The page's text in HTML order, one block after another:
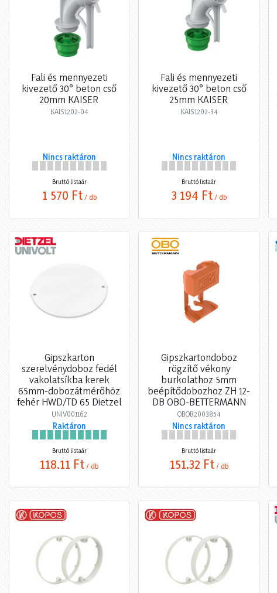
Fali és mennyezeti
kivezető 30° beton cső
20mm KAISER
KAIS1202-04
Nincs raktáron
Bruttó listaár
1 570 Ft / db
Fali és mennyezeti
kivezető 30° beton cső
25mm KAISER
KAIS1202-34
Nincs raktáron
Bruttó listaár
3 194 Ft / db
Gipszkarton
szerelvénydoboz fedél
vakolatsíkba kerek
65mm-dobozátmérőhöz
fehér HWD/TD 65 Dietzel
UNIV001162
Raktáron
Bruttó listaár
118,11 Ft / db
Gipszkartondoboz
rögzítő vékony
burkolathoz 5mm
beépítődobozhoz ZH 12-
DB OBO-BETTERMANN
OBOB2003854
Nincs raktáron
Bruttó listaár
151,32 Ft / db